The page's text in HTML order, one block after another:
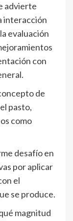
advierte
interacción
evaluación
con
de
pasto,
como
desafío en
por aplicar
el
se produce.
magnitud